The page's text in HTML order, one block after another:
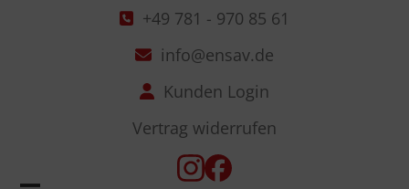
+49 781 - 970 85 61
info@ensav.de
Kunden Login
Vertrag widerrufen
InstagramFacebook